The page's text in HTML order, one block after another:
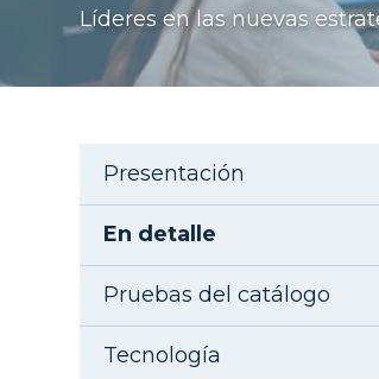
Líderes en las nuevas
Aside
Presentación
En detalle
Pruebas del catálogo
Tecnología